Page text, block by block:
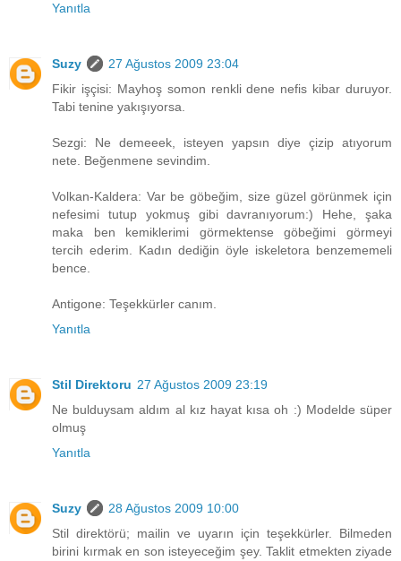
Yanıtla
Suzy
27 Ağustos 2009 23:04
Fikir işçisi: Mayhoş somon renkli dene nefis kibar duruyor.
Tabi tenine yakışıyorsa.
Sezgi: Ne demeeek, isteyen yapsın diye çizip atıyorum
nete. Beğenmene sevindim.
Volkan-Kaldera: Var be göbeğim, size güzel görünmek için
nefesimi tutup yokmuş gibi davranıyorum:) Hehe, şaka
maka ben kemiklerimi görmektense göbeğimi görmeyi
tercih ederim. Kadın dediğin öyle iskeletora benzememeli
bence.
Antigone: Teşekkürler canım.
Yanıtla
Stil Direktoru 27 Ağustos 2009 23:19
Ne bulduysam aldım al kız hayat kısa oh :) Modelde süper
olmuş
Yanıtla
Suzy
28 Ağustos 2009 10:00
Stil direktörü; mailin ve uyarın için teşekkürler. Bilmeden
birini kırmak en son isteyeceğim şey. Taklit etmekten ziyade